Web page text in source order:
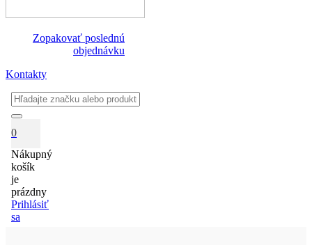
Zopakovať poslednú
objednávku
Kontakty
0
Nákupný
košík
je
prázdny
Prihlásiť
sa